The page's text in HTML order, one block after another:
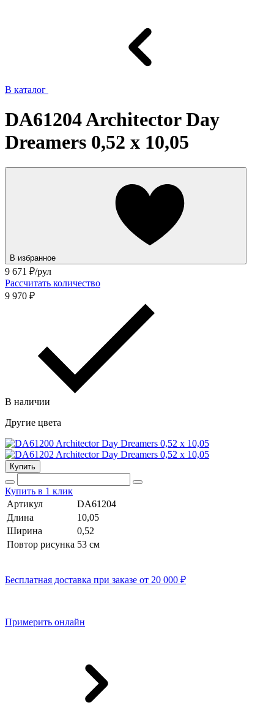
В каталог
DA61204 Architector Day
Dreamers 0,52 x 10,05
В избранное
9 671 ₽/рул
Рассчитать количество
9 970 ₽
В наличии
Другие цвета
Купить
Купить в 1 клик
Артикул
DA61204
Длина
10,05
Ширина
0,52
Повтор рисунка 53 cм
Бесплатная доставка при заказе от 20 000 ₽
Примерить онлайн